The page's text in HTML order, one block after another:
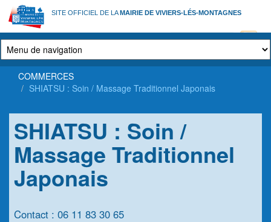
Aller
au
contenu
principal
SITE OFFICIEL DE LAMAIRIE DE VIVIERS-LÉS-MONTAGNES
COMMERCES
SHIATSU : Soin / Massage Traditionnel Japonais
SHIATSU : Soin /
Massage Traditionnel
Japonais
Contact : 06 11 83 30 65